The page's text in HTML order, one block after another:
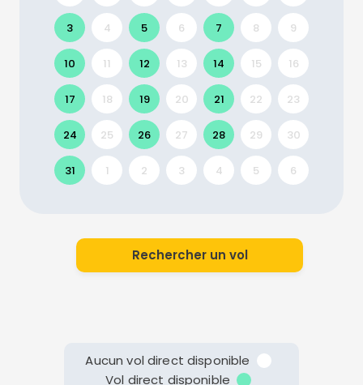
3 4 5 6 7 8 9
10 11 12 13 14 15 16
17 18 19 20 21 22 23
24 25 26 27 28 29 30
31 1 2 3 4 5 6
Rechercher un vol
Aucun vol direct disponible
Vol direct disponible
Continuer avec Apple